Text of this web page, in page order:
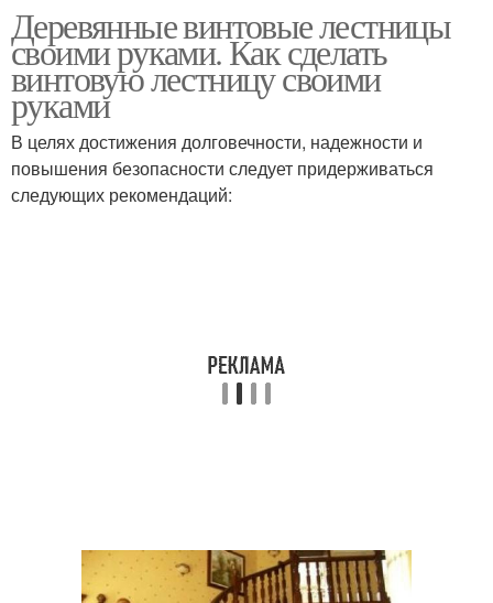
Деревянные лестницы Полувинтовая лестница
Металлическая
лестница
Металлические
лестницы
Деревянные винтовые лестницы
своими руками. Как сделать
винтовую лестницу своими
руками
В целях достижения долговечности, надежности и
повышения безопасности следует придерживаться
следующих рекомендаций: